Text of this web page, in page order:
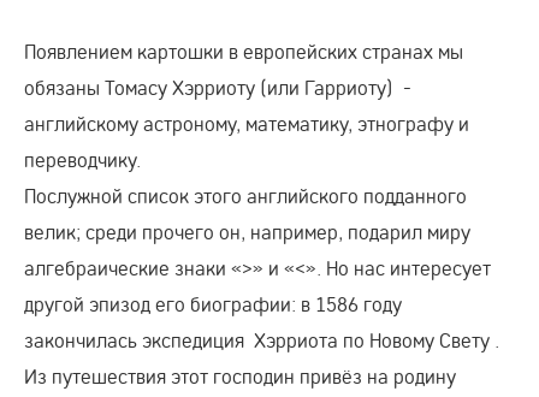
Появлением картошки в европейских странах мы
обязаны Томасу Хэрриоту (или Гарриоту) -
английскому астроному, математику, этнографу и
переводчику.
Послужной список этого английского подданного
велик; среди прочего он, например, подарил миру
алгебраические знаки «>» и «<». Но нас интересует
другой эпизод его биографии: в 1586 году
закончилась экспедиция Хэрриота по Новому Свету .
Из путешествия этот господин привёз на родину